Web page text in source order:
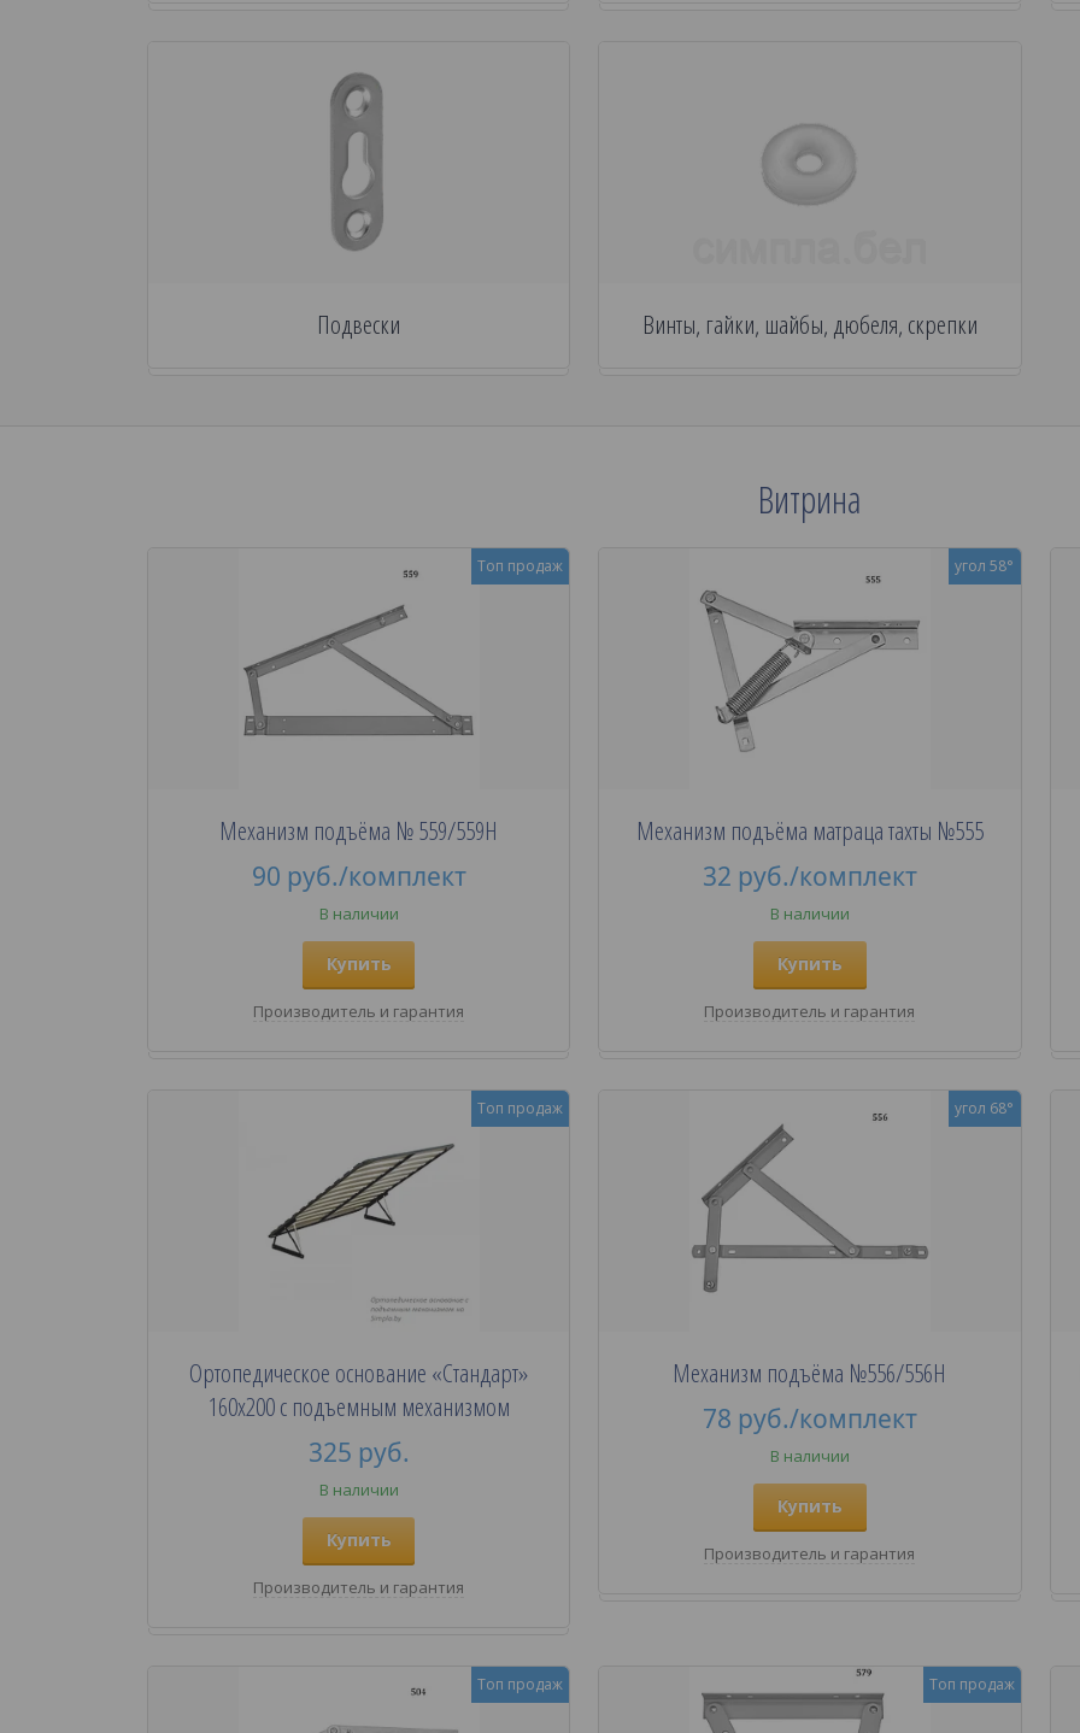
Подвески Винты, гайки, шайбы, дюбеля, скрепки
Витрина
Топ продаж
Механизм подъёма № 559/559Н
90 руб./комплект
В наличии
Купить
Производитель и гарантия
угол 58°
Механизм подъёма матраца тахты №555
32 руб./комплект
В наличии
Купить
Производитель и гарантия
Топ продаж
Ортопедическое основание «Стандарт»
160х200 с подъемным механизмом
325 руб.
В наличии
Купить
Производитель и гарантия
угол 68°
Механизм подъёма №556/556H
78 руб./комплект
В наличии
Купить
Производитель и гарантия
Топ продаж Топ продаж